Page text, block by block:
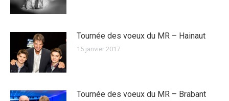
Tournée des voeux du MR – Hainaut
15 janvier 2017
Tournée des voeux du MR – Brabant